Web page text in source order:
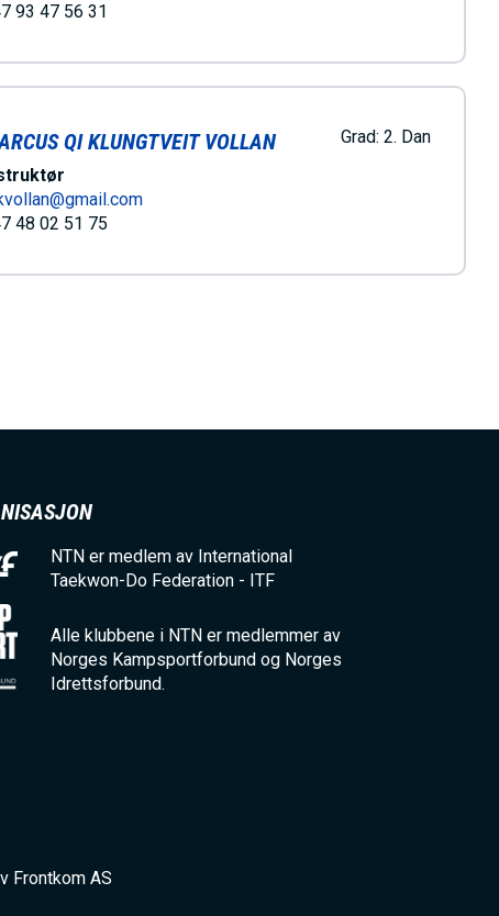
93 47 56 31
Grad: 2. Dan
QI KLUNGTVEIT VOLLAN
48 02 51 75
NTN er medlem av International
Taekwon-Do Federation - ITF
Alle klubbene i NTN er medlemmer av
Norges Kampsportforbund og Norges
Idrettsforbund.
Frontkom AS